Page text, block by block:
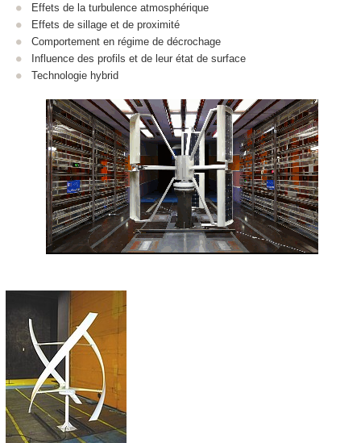
Effets de la turbulence atmosphérique
Effets de sillage et de proximité
Comportement en régime de décrochage
Influence des profils et de leur état de surface
Technologie hybrid